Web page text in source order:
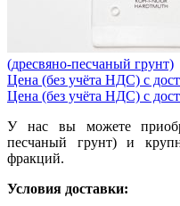
(дресвяно-песчаный грунт)
Цена (без учёта НДС) с
Цена (без учёта НДС) с
У нас вы можете
песчаный грунт) и
фракций.
Условия доставки: